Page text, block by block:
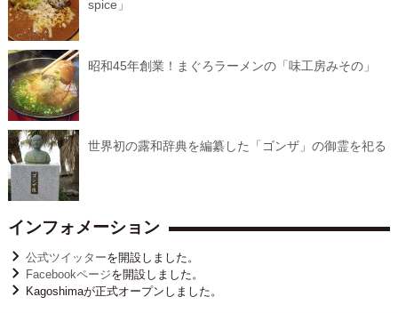
spice」
昭和45年創業！まぐろラーメンの「味工房みその」
世界初の露和辞典を編纂した「ゴンザ」の御霊を祀る
インフォメーション
公式ツイッターを開設しました。
Facebookページを開設しました。
Kagoshimaが正式オープンしました。